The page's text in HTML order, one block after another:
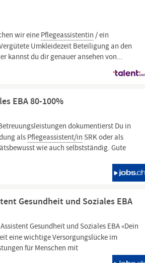
wir einePflegeassistentin / ein
Umkleidezeit Beteiligung an den
kannst du dir genauer ansehen von...
EBA 80-100%
dokumentierst Du in
als Pflegeassistent/in SRK oder als
wie auch selbstständig. Gute
Gesundheit und Soziales EBA
Gesundheit und Soziales EBA «Dein
eine wichtige Versorgungslücke im
für Menschen mit